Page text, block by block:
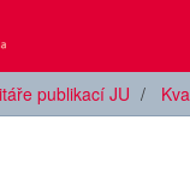
publikací JU